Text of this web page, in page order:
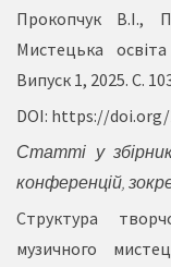
Прокопчук В.І.,
Мистецька
Випуск 1, 2025. С.
DOI: https://doi.org/
Статті у
конференцій,
Структура
музичного